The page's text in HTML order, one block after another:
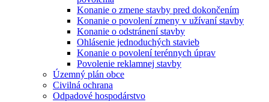
Konanie o zmene stavby pred dokončením
Konanie o povolení zmeny v užívaní stavby
Konanie o odstránení stavby
Ohlásenie jednoduchých stavieb
Konanie o povolení terénnych úprav
Povolenie reklamnej stavby
Územný plán obce
Civilná ochrana
Odpadové hospodárstvo